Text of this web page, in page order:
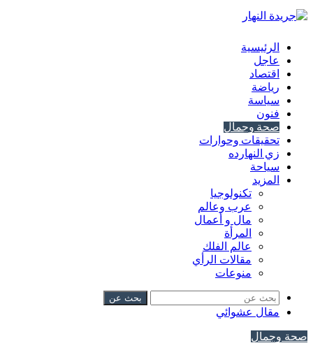
الرئيسية
عاجل
اقتصاد
رياضة
سياسة
فنون
صحة وجمال
تحقيقات وحوارات
زي النهارده
سياحة
المزيد
تكنولوجيا
عرب وعالم
مال و أعمال
المرأة
عالم الفلك
مقالات الرأي
منوعات
بحث عن
مقال عشوائي
صحة وجمال